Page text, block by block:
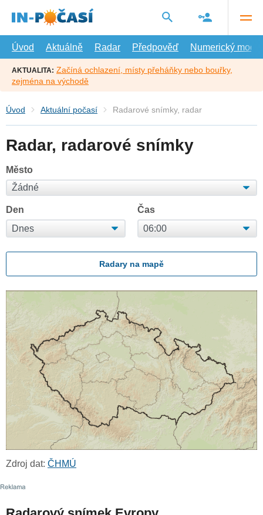
hlavní
Úvod
Aktuálně Radar Předpověď Numerický model
AKTUALITA: Začíná ochlazení, místy přeháňky nebo bouřky,
zejména na východě
Úvod Aktuální počasí Radarové snímky, radar
Radar, radarové snímky
Město
Den Čas
Radary na mapě
Zdroj dat: ČHMÚ